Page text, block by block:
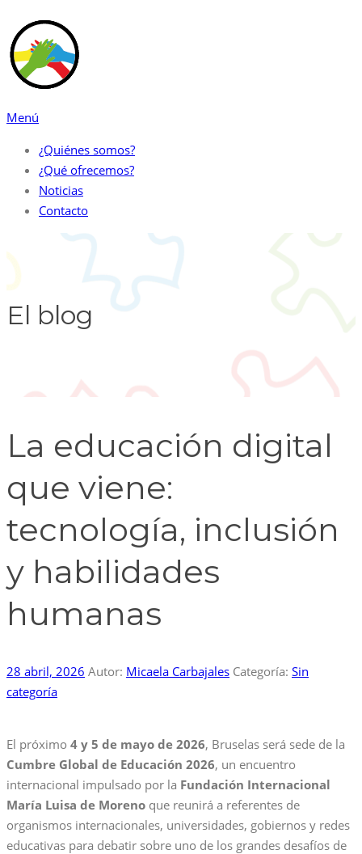
al
contenido
Menú
¿Quiénes somos?
¿Qué ofrecemos?
Noticias
Contacto
El blog
La educación digital
que viene:
tecnología, inclusión
y habilidades
humanas
28 abril, 2026 Autor: Micaela Carbajales Categoría: Sin
categoría
El próximo 4 y 5 de mayo de 2026, Bruselas será sede de la
Cumbre Global de Educación 2026, un encuentro
internacional impulsado por la Fundación Internacional
María Luisa de Moreno que reunirá a referentes de
organismos internacionales, universidades, gobiernos y redes
educativas para debatir sobre uno de los grandes desafíos de